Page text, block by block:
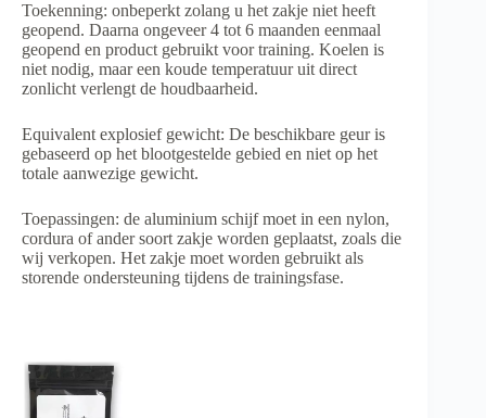
Toekenning: onbeperkt zolang u het zakje niet heeft
geopend. Daarna ongeveer 4 tot 6 maanden eenmaal
geopend en product gebruikt voor training. Koelen is
niet nodig, maar een koude temperatuur uit direct
zonlicht verlengt de houdbaarheid.
Equivalent explosief gewicht: De beschikbare geur is
gebaseerd op het blootgestelde gebied en niet op het
totale aanwezige gewicht.
Toepassingen: de aluminium schijf moet in een nylon,
cordura of ander soort zakje worden geplaatst, zoals die
wij verkopen. Het zakje moet worden gebruikt als
storende ondersteuning tijdens de trainingsfase.